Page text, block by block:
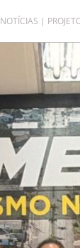
NOTÍCIAS